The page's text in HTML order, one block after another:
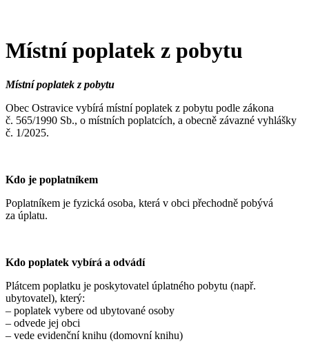
Místní poplatek z pobytu
Místní poplatek z pobytu
Obec Ostravice vybírá místní poplatek z pobytu podle zákona
č. 565/1990 Sb., o místních poplatcích, a obecně závazné vyhlášky
č. 1/2025.
Kdo je poplatníkem
Poplatníkem je fyzická osoba, která v obci přechodně pobývá
za úplatu.
Kdo poplatek vybírá a odvádí
Plátcem poplatku je poskytovatel úplatného pobytu (např.
ubytovatel), který:
– poplatek vybere od ubytované osoby
– odvede jej obci
– vede evidenční knihu (domovní knihu)